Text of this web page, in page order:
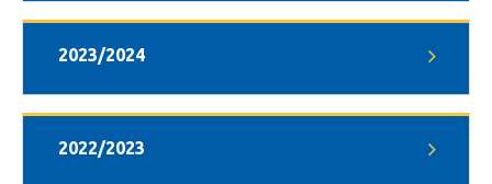
2023/2024
2022/2023